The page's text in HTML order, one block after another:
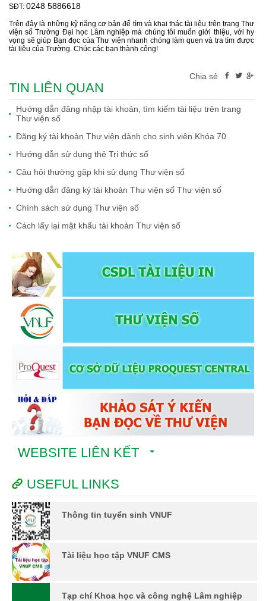
SĐT: 0248 5886618
Trên đây là những kỹ năng cơ bản để tìm và khai thác tài liệu trên trang Thư
viện số Trường Đại học Lâm nghiệp mà chúng tôi muốn giới thiệu, với hy
vọng sẽ giúp Bạn đọc của Thư viện nhanh chóng làm quen và tra tìm được
tài liệu của Trường. Chúc các bạn thành công!
Chia sẻ
TIN LIÊN QUAN
Hướng dẫn đăng nhập tài khoản, tìm kiếm tài liệu trên trang
Thư viện số
Đăng ký tài khoản Thư viện dành cho sinh viên Khóa 70
Hướng dẫn sử dụng thẻ Tri thức số
Câu hỏi thường gặp khi sử dụng Thư viện số
Hướng dẫn đăng ký tài khoản Thư viện số Thư viện số
Chính sách sử dụng Thư viện số
Cách lấy lại mật khẩu tài khoản Thư viện số
WEBSITE LIÊN KẾT
USEFUL LINKS
Thông tin tuyển sinh VNUF
Tài liệu học tập VNUF CMS
Tạp chí Khoa học và công nghệ Lâm nghiệp